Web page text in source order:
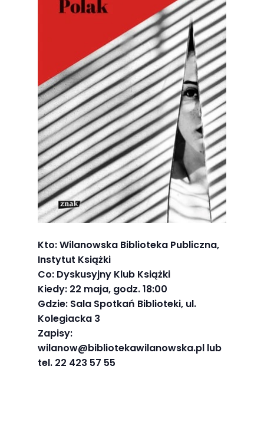
Kto: Wilanowska Biblioteka Publiczna,
Instytut Książki
Co: Dyskusyjny Klub Książki
Kiedy: 22 maja, godz. 18:00
Gdzie: Sala Spotkań Biblioteki, ul.
Kolegiacka 3
Zapisy:
wilanow@bibliotekawilanowska.pl lub
tel. 22 423 57 55
poprawić
funkcjonalność
i strukturę
strony
internetowej,
na podstawie
tego, jak
strona jest
używana.
Doświadczenie
Aby nasza
strona
internetowa
działała jak
najlepiej
podczas
twojego
przejścia na nią.